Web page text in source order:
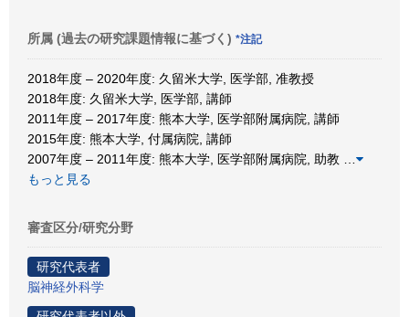
所属 (過去の研究課題情報に基づく) *注記
2018年度 – 2020年度: 久留米大学, 医学部, 准教授
2018年度: 久留米大学, 医学部, 講師
2011年度 – 2017年度: 熊本大学, 医学部附属病院, 講師
2015年度: 熊本大学, 付属病院, 講師
2007年度 – 2011年度: 熊本大学, 医学部附属病院, 助教
もっと見る
審査区分/研究分野
研究代表者
脳神経外科学